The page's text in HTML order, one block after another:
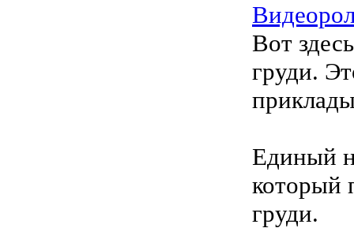
Вот
груди.
Единый
который
груди.